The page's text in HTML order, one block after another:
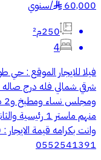
60,000
§
/سنوي
250م²
4
شرقي شمالي فله درج
0552541391